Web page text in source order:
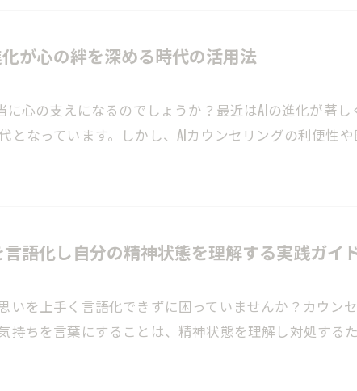
が心の絆を深める時代の活用法
に心の支えになるのでしょうか？最近はAIの進化が著し
となっています。しかし、AIカウンセリングの利便性
語化し自分の精神状態を理解する実践ガイ
いを上手く言語化できずに困っていませんか？カウン
持ちを言葉にすることは、精神状態を理解し対処する